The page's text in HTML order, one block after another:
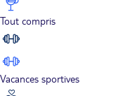
Tout compris
Vacances sportives